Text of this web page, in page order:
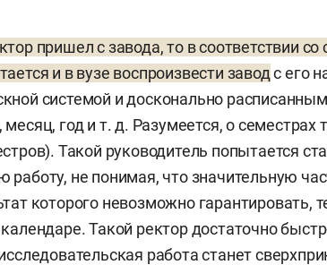
пришел с завода, то в соответствии
и в вузе воспроизвести заводс его
системой и досконально
год и т. д. Разумеется, о семестрах
Такой руководитель попытается
работу, не понимая, что значительную
которого невозможно гарантировать,
Такой ректор достаточно
работа станет